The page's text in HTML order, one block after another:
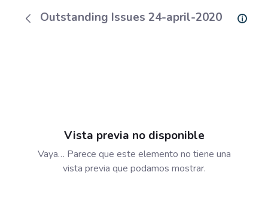
Outstanding Issues 24-april-2020
Vista previa no disponible
Vaya… Parece que este elemento no tiene una
vista previa que podamos mostrar.